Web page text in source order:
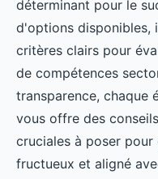
déterminant pour le
d'options disponibles,
critères clairs pour
de compétences
transparence, chaque
vous offre des
cruciales à poser
fructueux et aligné